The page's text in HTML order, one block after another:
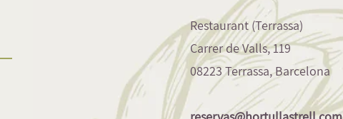
Restaurant (Terrassa)
Carrer de Valls, 119
08223 Terrassa, Barcelona